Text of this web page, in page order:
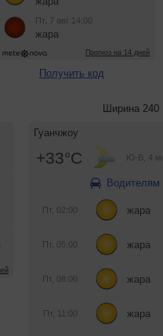
Получить код
Ширина 240